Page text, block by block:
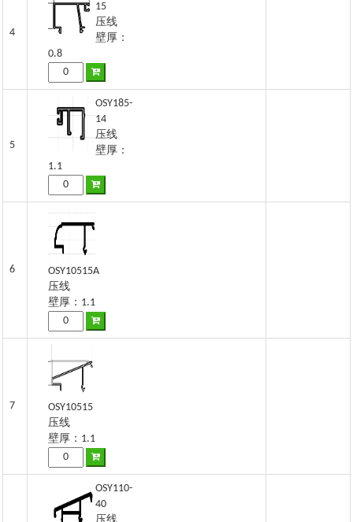
4
15
压线
壁厚：
0.8
5
OSY185-
14
压线
壁厚：
1.1
6
OSY10515A
压线
壁厚：1.1
7
OSY10515
压线
壁厚：1.1
OSY110-
40